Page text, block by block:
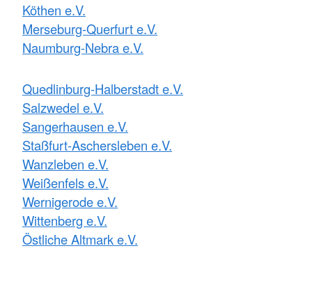
Köthen e.V.
Merseburg-Querfurt e.V.
Naumburg-Nebra e.V.
Quedlinburg-Halberstadt e.V.
Salzwedel e.V.
Sangerhausen e.V.
Staßfurt-Aschersleben e.V.
Wanzleben e.V.
Weißenfels e.V.
Wernigerode e.V.
Wittenberg e.V.
Östliche Altmark e.V.